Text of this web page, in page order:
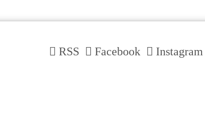
RSS Facebook Instagram